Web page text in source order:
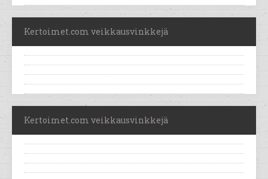
Kertoimet.com veikkausvinkkejä
Kertoimet.com veikkausvinkkejä